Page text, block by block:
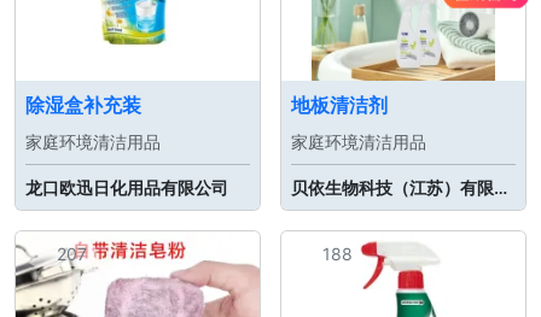
除湿盒补充装
家庭环境清洁用品
龙口欧迅日化用品有限公司
地板清洁剂
家庭环境清洁用品
贝依生物科技（江苏）有限公司
207 188